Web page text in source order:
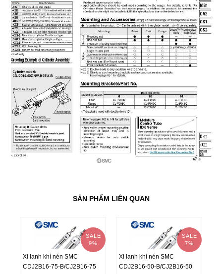
SẢN PHẨM LIÊN QUAN
SALE
9%
Xi lanh khí nén SMC
Xi lanh khí nén SMC
CDJ2B16-75-B/CJ2B16-75
SALE
7%
Xi lanh khí nén SMC
Xi lanh khí nén SMC
CDJ2B16-50-B/CJ2B16-50